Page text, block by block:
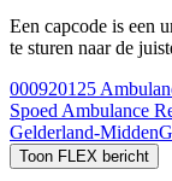
Een capcode is een
te sturen naar de
000920125
Spoed Ambulance
Gelderland-Midden
Toon FLEX bericht